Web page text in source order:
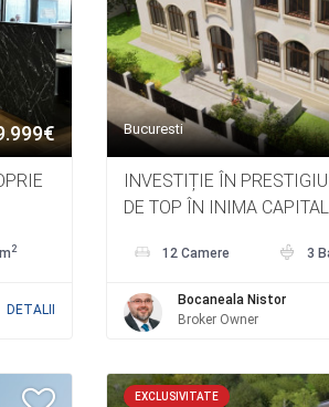
2
DETALII
Bucuresti
INVESTIȚIE ÎN
DE TOP ÎN INIMA
12 Camere 3
Bocaneala Nistor
Broker Owner
EXCLUSIVITATE